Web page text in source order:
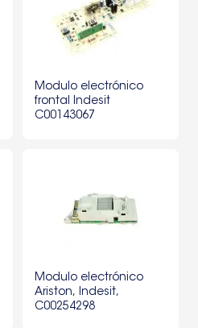
Modulo electrónico
frontal Indesit
C00143067
Modulo electrónico
Ariston, Indesit,
C00254298